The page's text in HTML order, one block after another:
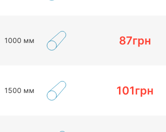
1000 мм 87грн
1500 мм 101грн